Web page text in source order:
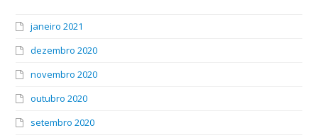
janeiro 2021
dezembro 2020
novembro 2020
outubro 2020
setembro 2020